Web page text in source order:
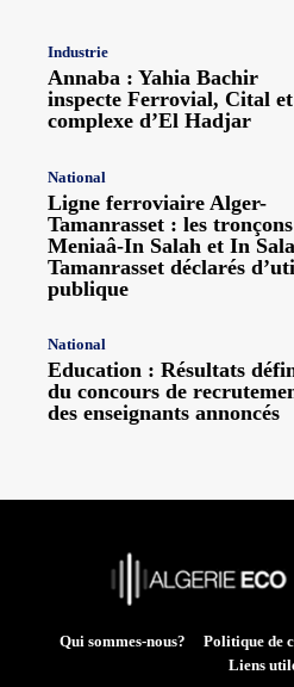
Industrie
Annaba : Yahia Bachir
inspecte Ferrovial, Cital
complexe d’El Hadjar
National
Ligne ferroviaire Alger-
Tamanrasset : les
Meniaâ-In Salah et In
Tamanrasset déclarés
publique
National
Education : Résultats
du concours de
des enseignants annoncés
Qui sommes-nous? Politique de
Liens